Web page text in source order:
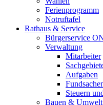
Ferienprogramm
Notruftafel
Rathaus & Service
Bürgerservice
Verwaltung
Mitarbeiter
Aufgaben
Steuern
Bauen & Umwelt